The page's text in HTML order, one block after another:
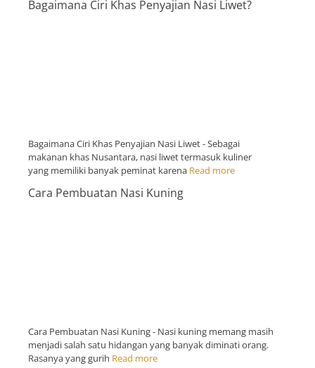
Bagaimana Ciri Khas Penyajian Nasi Liwet?
Bagaimana Ciri Khas Penyajian Nasi Liwet - Sebagai
makanan khas Nusantara, nasi liwet termasuk kuliner
yang memiliki banyak peminat karena Read more
Cara Pembuatan Nasi Kuning
Cara Pembuatan Nasi Kuning - Nasi kuning memang masih
menjadi salah satu hidangan yang banyak diminati orang.
Rasanya yang gurih Read more